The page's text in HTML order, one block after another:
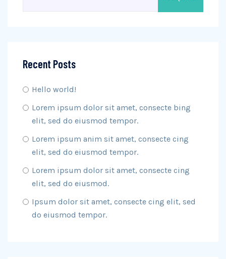
Recent Posts
Hello world!
Lorem ipsum dolor sit amet, consecte bing
elit, sed do eiusmod tempor.
Lorem ipsum anim sit amet, consecte cing
elit, sed do eiusmod tempor.
Lorem ipsum dolor sit amet, consecte cing
elit, sed do eiusmod.
Ipsum dolor sit amet, consecte cing elit, sed
do eiusmod tempor.